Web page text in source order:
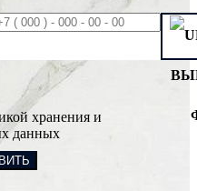
хранения и
данных